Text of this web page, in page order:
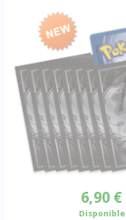
6,90 €
Disponible